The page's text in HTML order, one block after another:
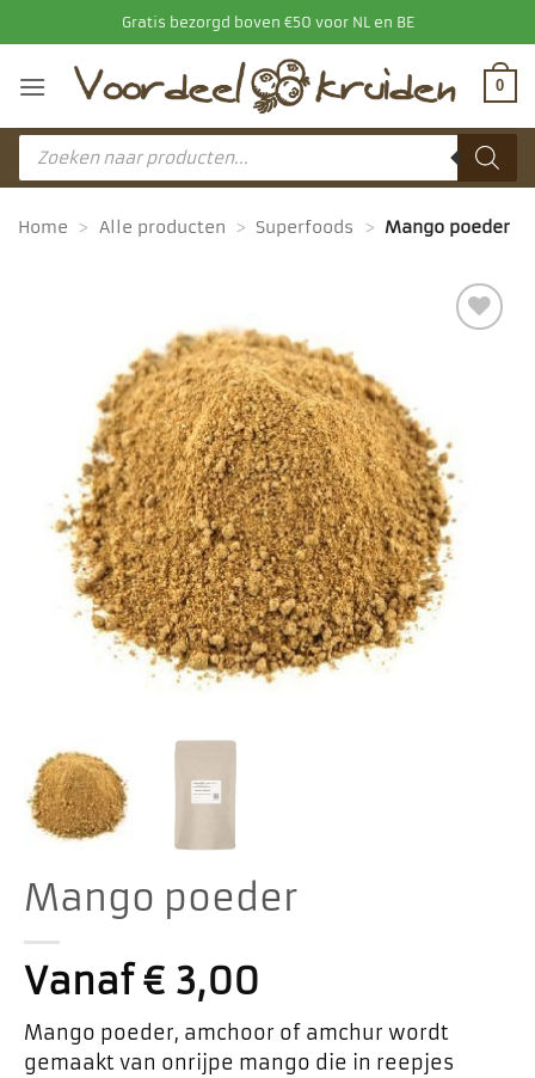
naar
inhoud
Gratis bezorgd boven €50 voor NL en BE
0
Producten
zoeken
Home > Alle producten > Superfoods > Mango poeder
Mango poeder
Vanaf€3,00
Mango poeder, amchoor of amchur wordt
gemaakt van onrijpe mango die in reepjes